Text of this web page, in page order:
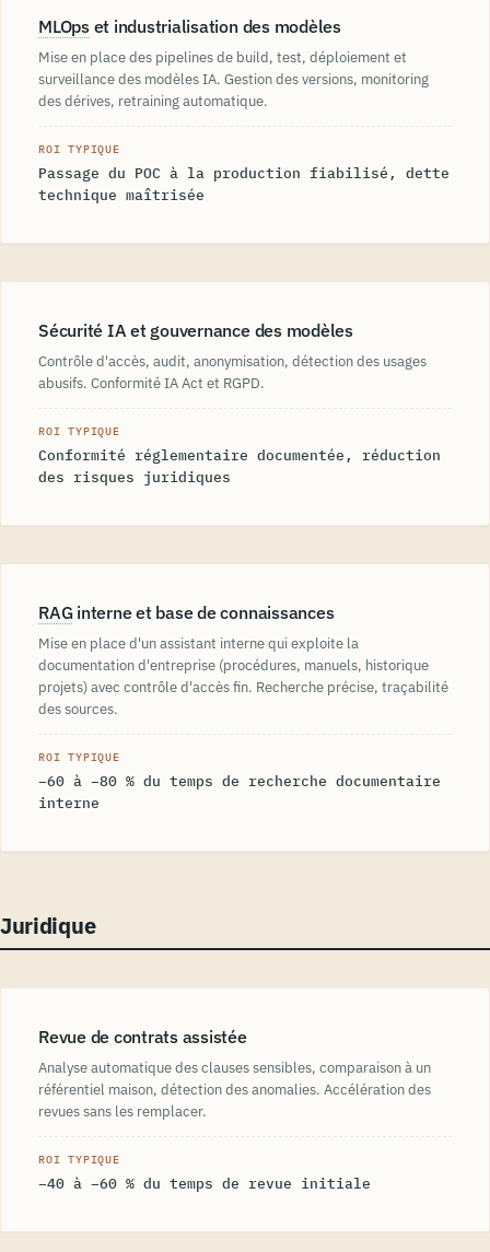
MLOpset industrialisation des modèles
Mise en place des pipelines de build, test, déploiement et
surveillance des modèles IA. Gestion des versions, monitoring
des dérives, retraining automatique.
ROI TYPIQUE
Passage du POC à la production fiabilisé, dette
technique maîtrisée
Sécurité IA et gouvernance des modèles
Contrôle d'accès, audit, anonymisation, détection des usages
abusifs. Conformité IA Act et RGPD.
ROI TYPIQUE
Conformité réglementaire documentée, réduction
des risques juridiques
RAGinterne et base de connaissances
Mise en place d'un assistant interne qui exploite la
documentation d'entreprise (procédures, manuels, historique
projets) avec contrôle d'accès fin. Recherche précise, traçabilité
des sources.
ROI TYPIQUE
−60 à −80 % du temps de recherche documentaire
interne
Juridique
Revue de contrats assistée
Analyse automatique des clauses sensibles, comparaison à un
référentiel maison, détection des anomalies. Accélération des
revues sans les remplacer.
ROI TYPIQUE
−40 à −60 % du temps de revue initiale